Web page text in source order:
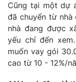
Sản phẩm
Thị trường
Tư vấn
Lịch phát sóng
Chuyên mục khác
Cũng tại một dự
đã chuyển từ nhà
nhà đang được
yếu chỉ đến
muốn vay gói
cao từ 10 - 12%/